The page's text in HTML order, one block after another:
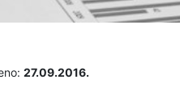
27.09.2016.